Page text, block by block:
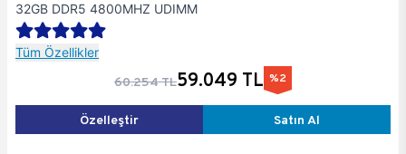
32GB DDR5 4800MHZ UDIMM
Tüm Özellikler
60.254 TL59.049 TL %2
Özelleştir Satın Al